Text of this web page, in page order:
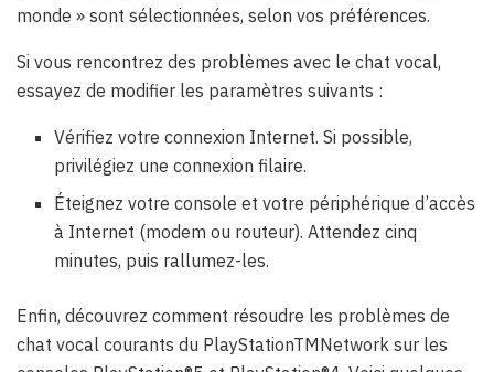
monde » sont sélectionnées, selon vos préférences.
Si vous rencontrez des problèmes avec le chat vocal,
essayez de modifier les paramètres suivants :
Vérifiez votre connexion Internet. Si possible,
privilégiez une connexion filaire.
Éteignez votre console et votre périphérique d’accès
à Internet (modem ou routeur). Attendez cinq
minutes, puis rallumez-les.
Enfin, découvrez comment résoudre les problèmes de
chat vocal courants du PlayStationTMNetwork sur les